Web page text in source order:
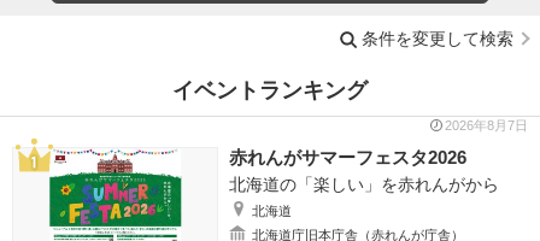
条件を変更して検索
イベントランキング
2026年8月7日
赤れんがサマーフェスタ2026
北海道の「楽しい」を赤れんがから
北海道
北海道庁旧本庁舎（赤れんが庁舎）